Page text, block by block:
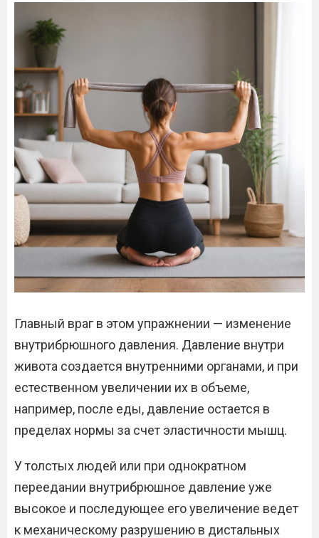
Главный враг в этом упражнении — изменение
внутрибрюшного давления. Давление внутри
живота создается внутренними органами, и при
естественном увеличении их в объеме,
например, после еды, давление остается в
пределах нормы за счет эластичности мышц.
У толстых людей или при однократном
переедании внутрибрюшное давление уже
высокое и последующее его увеличение ведет
к механическому разрушению в дистальных